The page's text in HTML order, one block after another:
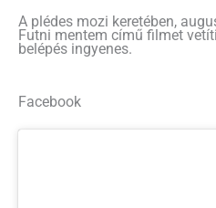
A plédes mozi keretében,
Futni mentem című filmet
belépés ingyenes.
Facebook